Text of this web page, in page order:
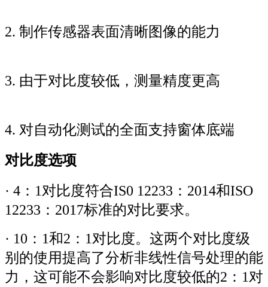
2. 制作传感器表面清晰图像的能力
3. 由于对比度较低，测量精度更高
4. 对自动化测试的全面支持窗体底端
对比度选项
· 4：1对比度符合IS0 12233：2014和ISO
12233：2017标准的对比要求。
· 10：1和2：1对比度。这两个对比度级
别的使用提高了分析非线性信号处理的能
力，这可能不会影响对比度较低的2：1对